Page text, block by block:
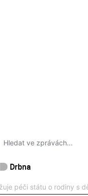
Drbna
péči státu o rodiny s